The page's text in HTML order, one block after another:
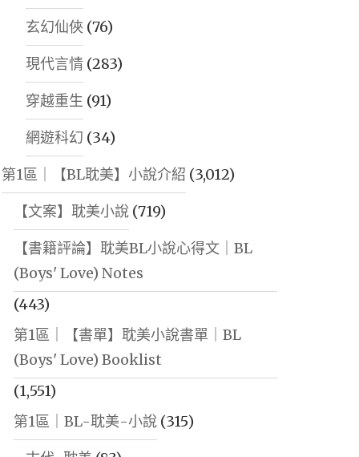
玄幻仙俠 (76)
現代言情(283)
穿越重生 (91)
網遊科幻 (34)
第1區｜【BL耽美】小說介紹 (3,012)
【文案】耽美小說(719)
【書籍評論】耽美BL小說心得文｜BL
(Boys' Love) Notes
(443)
第1區｜【書單】耽美小說書單｜BL
(Boys' Love) Booklist
(1,551)
第1區｜BL-耽美-小說(315)